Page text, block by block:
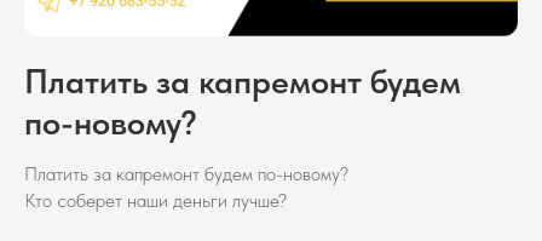
Платить за капремонт будем
по-новому?
Платить за капремонт будем по-новому?
Кто соберет наши деньги лучше?